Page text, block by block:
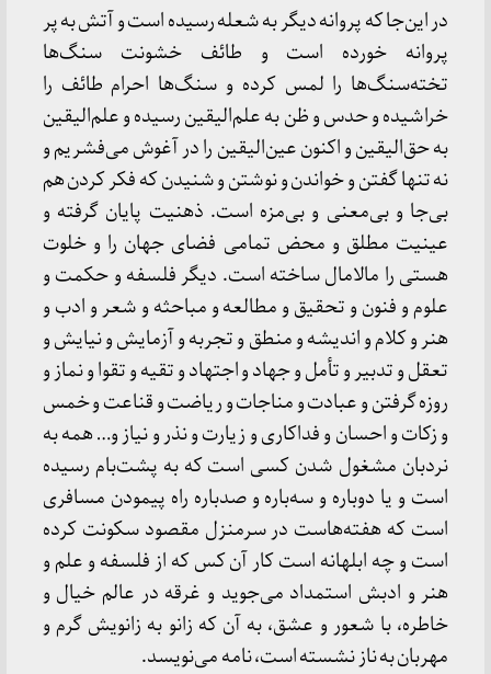
در این‌جا که پروانه دیگر به شعله رسیده است و آتش به پر
پروانه خورده است و طائف خشونت سنگ‌ها
تخته‌سنگ‌ها را لمس کرده و سنگ‌ها احرام طائف را
خراشیده و حدس و ظن به علم‌الیقین رسیده و علم‌الیقین
به حق‌الیقین و اکنون عین‌الیقین را در آغوش می‌فشریم و
نه تنها گفتن و خواندن و نوشتن و شنیدن که فکر کردن هم
بی‌جا و بی‌معنی و بی‌مزه است. ذهنیت پایان گرفته و
عینیت مطلق و محض تمامی فضای جهان را و خلوت
هستی را مالامال ساخته است. دیگر فلسفه و حکمت و
علوم و فنون و تحقیق و مطالعه و مباحثه و شعر و ادب و
هنر و کلام و اندیشه و منطق و تجربه و آزمایش و نیایش و
تعقل و تدبیر و تأمل و جهاد و اجتهاد و تقیه و تقوا و نماز و
روزه گرفتن و عبادت و مناجات و ریاضت و قناعت و خمس
و زکات و احسان و فداکاری و زیارت و نذر و نیاز و… همه به
نردبان مشغول شدن کسی است که به پشت‌بام رسیده
است و یا دوباره و سه‌باره و صدباره راه پیمودن مسافری
است که هفته‌هاست در سرمنزل مقصود سکونت کرده
است و چه ابلهانه است کار آن کس که از فلسفه و علم و
هنر و ادبش استمداد می‌جوید و غرقه در عالم خیال و
خاطره، با شعور و عشق، به آن که زانو به زانویش گرم و
مهربان به ناز نشسته است، نامه می‌نویسد.